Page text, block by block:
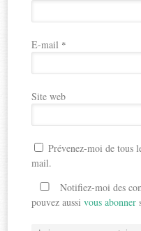
E-mail *
Site web
Prévenez-moi de tous
mail.
Notifiez-moi des
pouvez aussivous abonner